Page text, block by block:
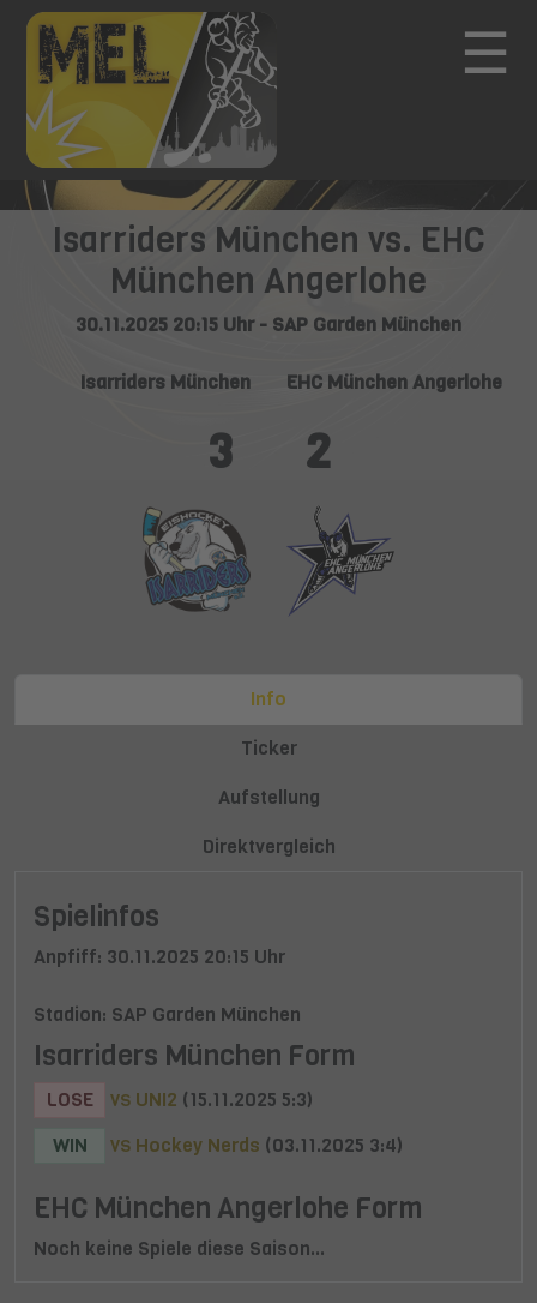
☰
Isarriders München vs. EHC
München Angerlohe
30.11.2025 20:15 Uhr - SAP Garden München
Isarriders München EHC München Angerlohe
3 2
Info
Ticker
Aufstellung
Direktvergleich
Spielinfos
Anpfiff: 30.11.2025 20:15 Uhr
Stadion: SAP Garden München
Isarriders München Form
LOSE VS UNI2 (15.11.2025 5:3)
WIN
VS Hockey Nerds (03.11.2025 3:4)
EHC München Angerlohe Form
Noch keine Spiele diese Saison...